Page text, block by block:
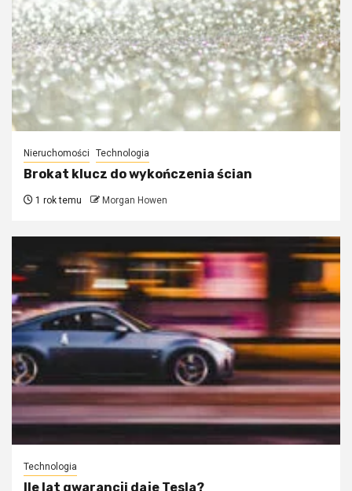
Nieruchomości Technologia
Brokat klucz do wykończenia ścian
1 rok temu Morgan Howen
Technologia
Ile lat gwarancji daje Tesla?